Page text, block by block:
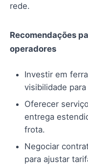
rede.
Recomendações
operadores
Investir em
visibilidade
Oferecer
entrega
frota.
Negociar
para ajustar